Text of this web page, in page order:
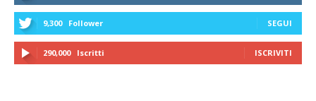
9,300 Follower SEGUI
290,000 Iscritti ISCRIVITI